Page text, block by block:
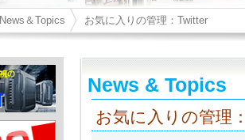
News＆Topics お気に入りの管理：Twitter
News & Topics
お気に入りの管理